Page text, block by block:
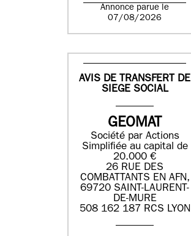
Annonce parue le
07/08/2026
AVIS DE TRANSFERT DE
SIEGE SOCIAL
GEOMAT
Société par Actions
Simplifiée au capital de
20.000 €
26 RUE DES
COMBATTANTS EN AFN,
69720 SAINT-LAURENT-
DE-MURE
508 162 187 RCS LYON